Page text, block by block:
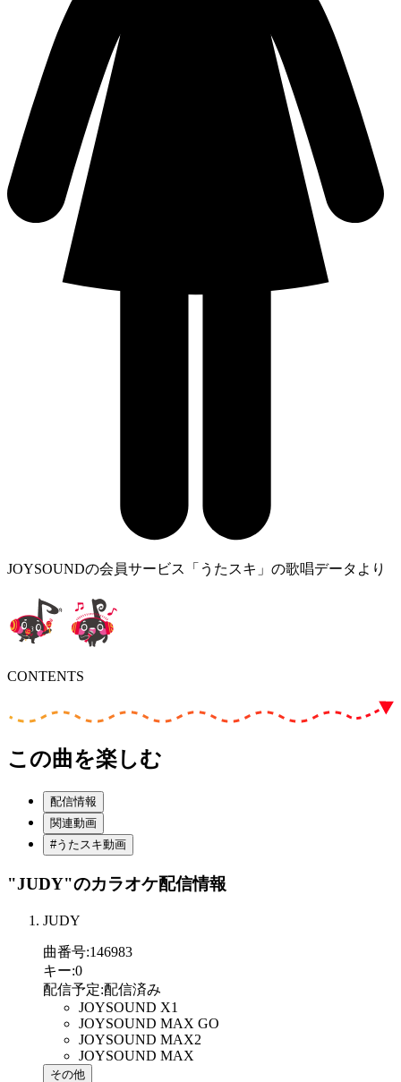
JOYSOUNDの会員サービス「うたスキ」の歌唱データより
CONTENTS
この曲を楽しむ
配信情報
関連動画
#うたスキ動画
"JUDY"のカラオケ配信情報
JUDY
曲番号:146983
キー:0
配信予定:配信済み
JOYSOUND X1
JOYSOUND MAX GO
JOYSOUND MAX2
JOYSOUND MAX
その他